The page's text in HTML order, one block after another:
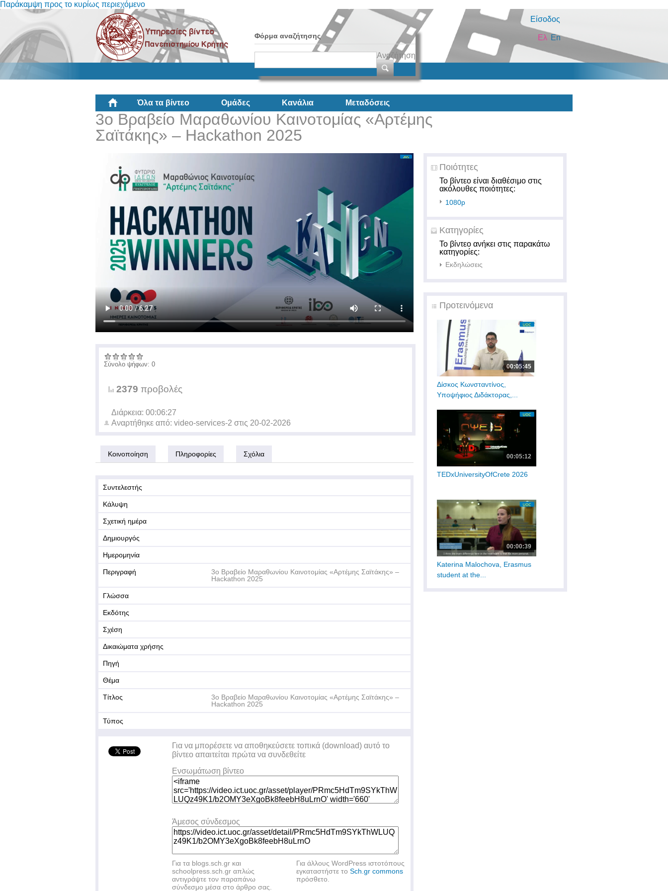
Παράκαμψη προς το κυρίως περιεχόμενο
Είσοδος
Φόρμα αναζήτησης
Αναζήτηση
En
Ελ
Όλα τα βίντεο Ομάδες Κανάλια Μεταδόσεις
3o Βραβείο Μαραθωνίου Καινοτομίας «Αρτέμης
Σαϊτάκης» – Hackathon 2025
Ποιότητες
Το βίντεο είναι διαθέσιμο στις
ακόλουθες ποιότητες:
1080p
Κατηγορίες
Το βίντεο ανήκει στις παρακάτω
κατηγορίες:
Εκδηλώσεις
Προτεινόμενα
00:05:45
Δίσκος Κωνσταντίνος,
Υποψήφιος Διδάκτορας,...
00:05:12
TEDxUniversityOfCrete 2026
00:00:39
Katerina Malochova, Erasmus
student at the...
Σύνολο ψήφων: 0
2379 προβολές
Διάρκεια: 00:06:27
Αναρτήθηκε από: video-services-2 στις 20-02-2026
Κοινοποίηση Πληροφορίες Σχόλια
Συντελεστής
Κάλυψη
Σχετική ημέρα
Δημιουργός
Ημερομηνία
Περιγραφή
3o Βραβείο Μαραθωνίου Καινοτομίας «Αρτέμης Σαϊτάκης» –
Hackathon 2025
Γλώσσα
Εκδότης
Σχέση
Δικαιώματα χρήσης
Πηγή
Θέμα
Τίτλος
3o Βραβείο Μαραθωνίου Καινοτομίας «Αρτέμης Σαϊτάκης» –
Hackathon 2025
Τύπος
Για να μπορέσετε να αποθηκεύσετε τοπικά (download) αυτό το
βίντεο απαιτείται πρώτα να συνδεθείτε
Ενσωμάτωση βίντεο
Άμεσος σύνδεσμος
Για τα blogs.sch.gr και
schoolpress.sch.gr απλώς
αντιγράψτε τον παραπάνω
σύνδεσμο μέσα στο άρθρο σας.
Για άλλους WordPress ιστοτόπους
εγκαταστήστε το Sch.gr commons
πρόσθετο.